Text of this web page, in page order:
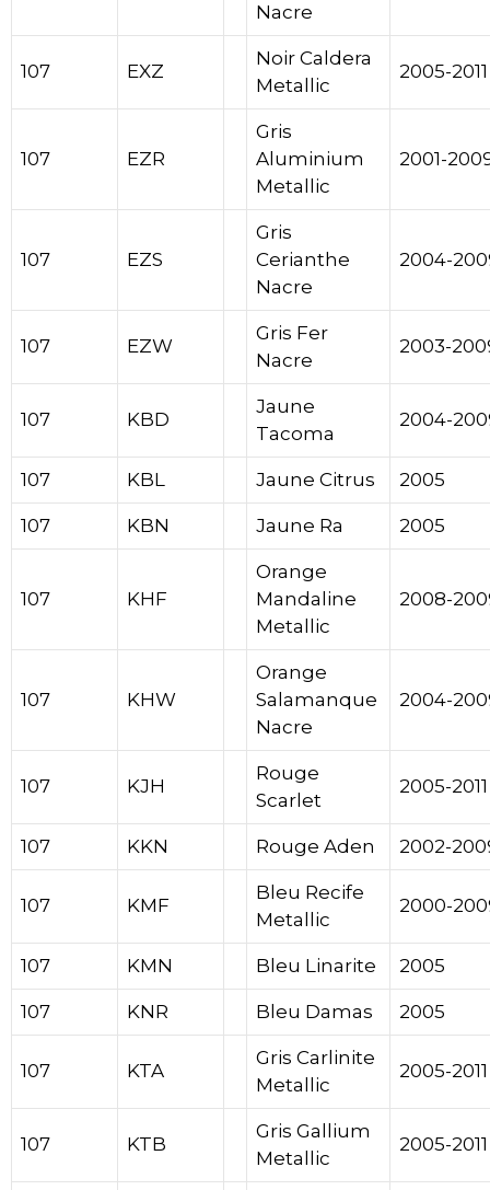
Nacre
107 EXZ
Noir Caldera
Metallic
2005-2011
107 EZR
Gris
Aluminium
Metallic
2001-
107 EZS
Gris
Cerianthe
Nacre
2004-
107 EZW
Gris Fer
Nacre
2003-
107 KBD
Jaune
Tacoma
2004-
107 KBL Jaune Citrus 2005
107 KBN Jaune Ra 2005
107 KHF
Orange
Mandaline
Metallic
2008-
107 KHW
Orange
Salamanque
Nacre
2004-
107 KJH
Rouge
Scarlet
2005-2011
107 KKN Rouge Aden 2002-
107 KMF
Bleu Recife
Metallic
2000-
107 KMN Bleu Linarite 2005
107 KNR Bleu Damas 2005
107 KTA
Gris Carlinite
Metallic
2005-2011
107 KTB
Gris Gallium
Metallic
2005-2011